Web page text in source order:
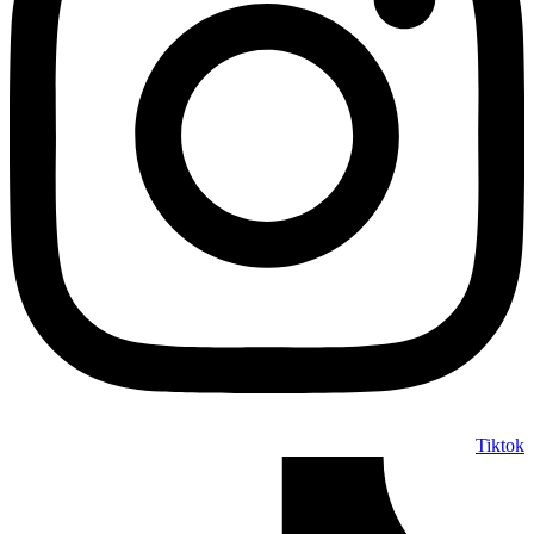
Tiktok